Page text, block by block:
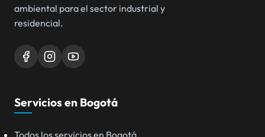
ambiental para el sector industrial y
residencial.
Servicios en Bogotá
Todos los servicios en Bogotá